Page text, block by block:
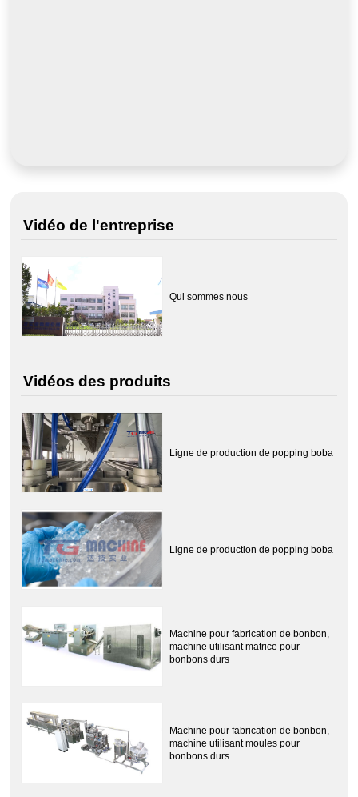
Vidéo de l'entreprise
Qui sommes nous
Vidéos des produits
Ligne de production de popping boba
Ligne de production de popping boba
Machine pour fabrication de bonbon,
machine utilisant matrice pour
bonbons durs
Machine pour fabrication de bonbon,
machine utilisant moules pour
bonbons durs